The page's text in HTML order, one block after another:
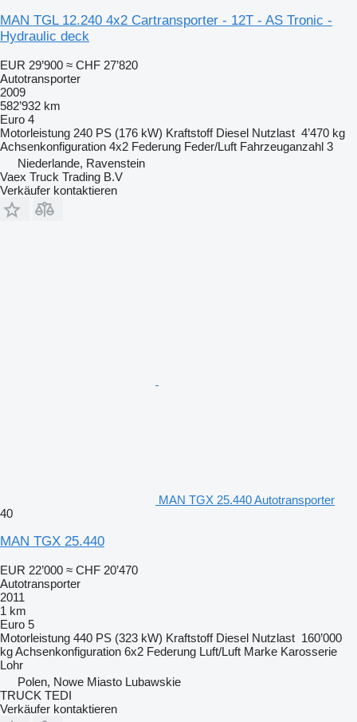
MAN TGL 12.240 4x2 Cartransporter - 12T - AS Tronic -
Hydraulic deck
EUR 29’900 ≈ CHF 27’820
Autotransporter
2009
582’932 km
Euro 4
Motorleistung 240 PS (176 kW) Kraftstoff Diesel Nutzlast 4’470 kg
Achsenkonfiguration 4x2 Federung Feder/Luft Fahrzeuganzahl 3
Niederlande, Ravenstein
Vaex Truck Trading B.V
Verkäufer kontaktieren
MAN TGX 25.440 Autotransporter
40
MAN TGX 25.440
EUR 22’000 ≈ CHF 20’470
Autotransporter
2011
1 km
Euro 5
Motorleistung 440 PS (323 kW) Kraftstoff Diesel Nutzlast 160’000
kgAchsenkonfiguration 6x2 Federung Luft/Luft Marke Karosserie
Lohr
Polen, Nowe Miasto Lubawskie
TRUCK TEDI
Verkäufer kontaktieren